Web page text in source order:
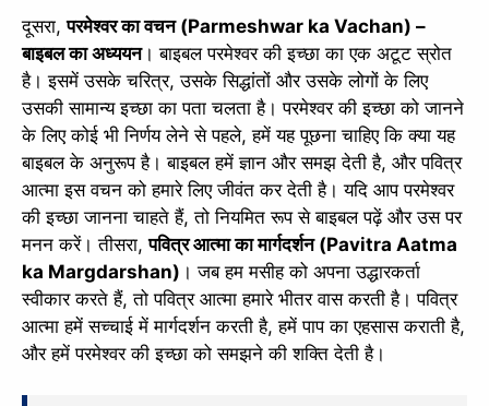
दूसरा,परमेश्वर का वचन (Parmeshwar ka Vachan) –
बाइबल का अध्ययन। बाइबल परमेश्वर की इच्छा का एक अटूट स्रोत
है। इसमें उसके चरित्र, उसके सिद्धांतों और उसके लोगों के लिए
उसकी सामान्य इच्छा का पता चलता है। परमेश्वर की इच्छा को जानने
के लिए कोई भी निर्णय लेने से पहले, हमें यह पूछना चाहिए कि क्या यह
बाइबल के अनुरूप है। बाइबल हमें ज्ञान और समझ देती है, और पवित्र
आत्मा इस वचन को हमारे लिए जीवंत कर देती है। यदि आप परमेश्वर
की इच्छा जानना चाहते हैं, तो नियमित रूप से बाइबल पढ़ें और उस पर
मनन करें। तीसरा,पवित्र आत्मा का मार्गदर्शन (Pavitra Aatma
ka Margdarshan) । जब हम मसीह को अपना उद्धारकर्ता
स्वीकार करते हैं, तो पवित्र आत्मा हमारे भीतर वास करती है। पवित्र
आत्मा हमें सच्चाई में मार्गदर्शन करती है, हमें पाप का एहसास कराती है,
और हमें परमेश्वर की इच्छा को समझने की शक्ति देती है।